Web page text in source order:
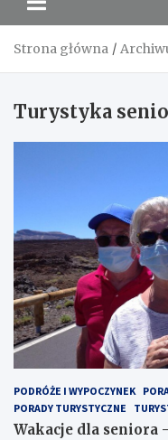
Strona główna
Turystyka
PODRÓŻE I WYPOCZYNEK
PORADY TURYSTYCZNE
Wakacje dla